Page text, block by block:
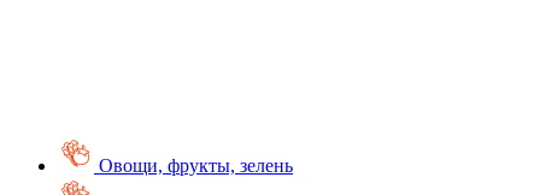
Овощи, фрукты, зелень